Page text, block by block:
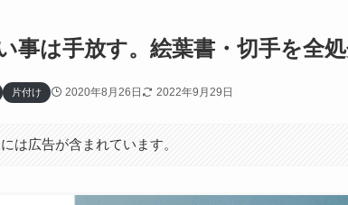
事は手放す。絵葉書・切手を全
片付け 2020年8月26日 2022年9月29日
は広告が含まれています。